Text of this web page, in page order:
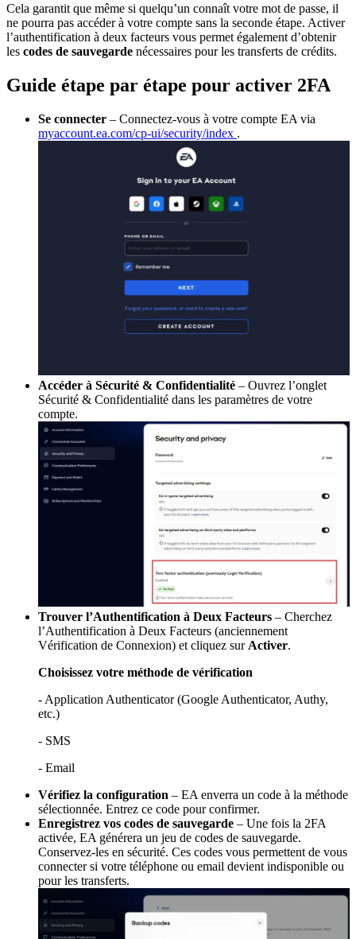
Cela garantit que même si quelqu’un connaît votre mot de passe, il
ne pourra pas accéder à votre compte sans la seconde étape. Activer
l’authentification à deux facteurs vous permet également d’obtenir
les codes de sauvegarde nécessaires pour les transferts de crédits.
Guide étape par étape pour activer 2FA
Se connecter – Connectez-vous à votre compte EA via
myaccount.ea.com/cp-ui/security/index .
Accéder à Sécurité & Confidentialité – Ouvrez l’onglet
Sécurité & Confidentialité dans les paramètres de votre
compte.
Trouver l’Authentification à Deux Facteurs – Cherchez
l’Authentification à Deux Facteurs (anciennement
Vérification de Connexion) et cliquez sur Activer.
Choisissez votre méthode de vérification
- Application Authenticator (Google Authenticator, Authy,
etc.)
- SMS
- Email
Vérifiez la configuration – EA enverra un code à la méthode
sélectionnée. Entrez ce code pour confirmer.
Enregistrez vos codes de sauvegarde – Une fois la 2FA
activée, EA générera un jeu de codes de sauvegarde.
Conservez-les en sécurité. Ces codes vous permettent de vous
connecter si votre téléphone ou email devient indisponible ou
pour les transferts.